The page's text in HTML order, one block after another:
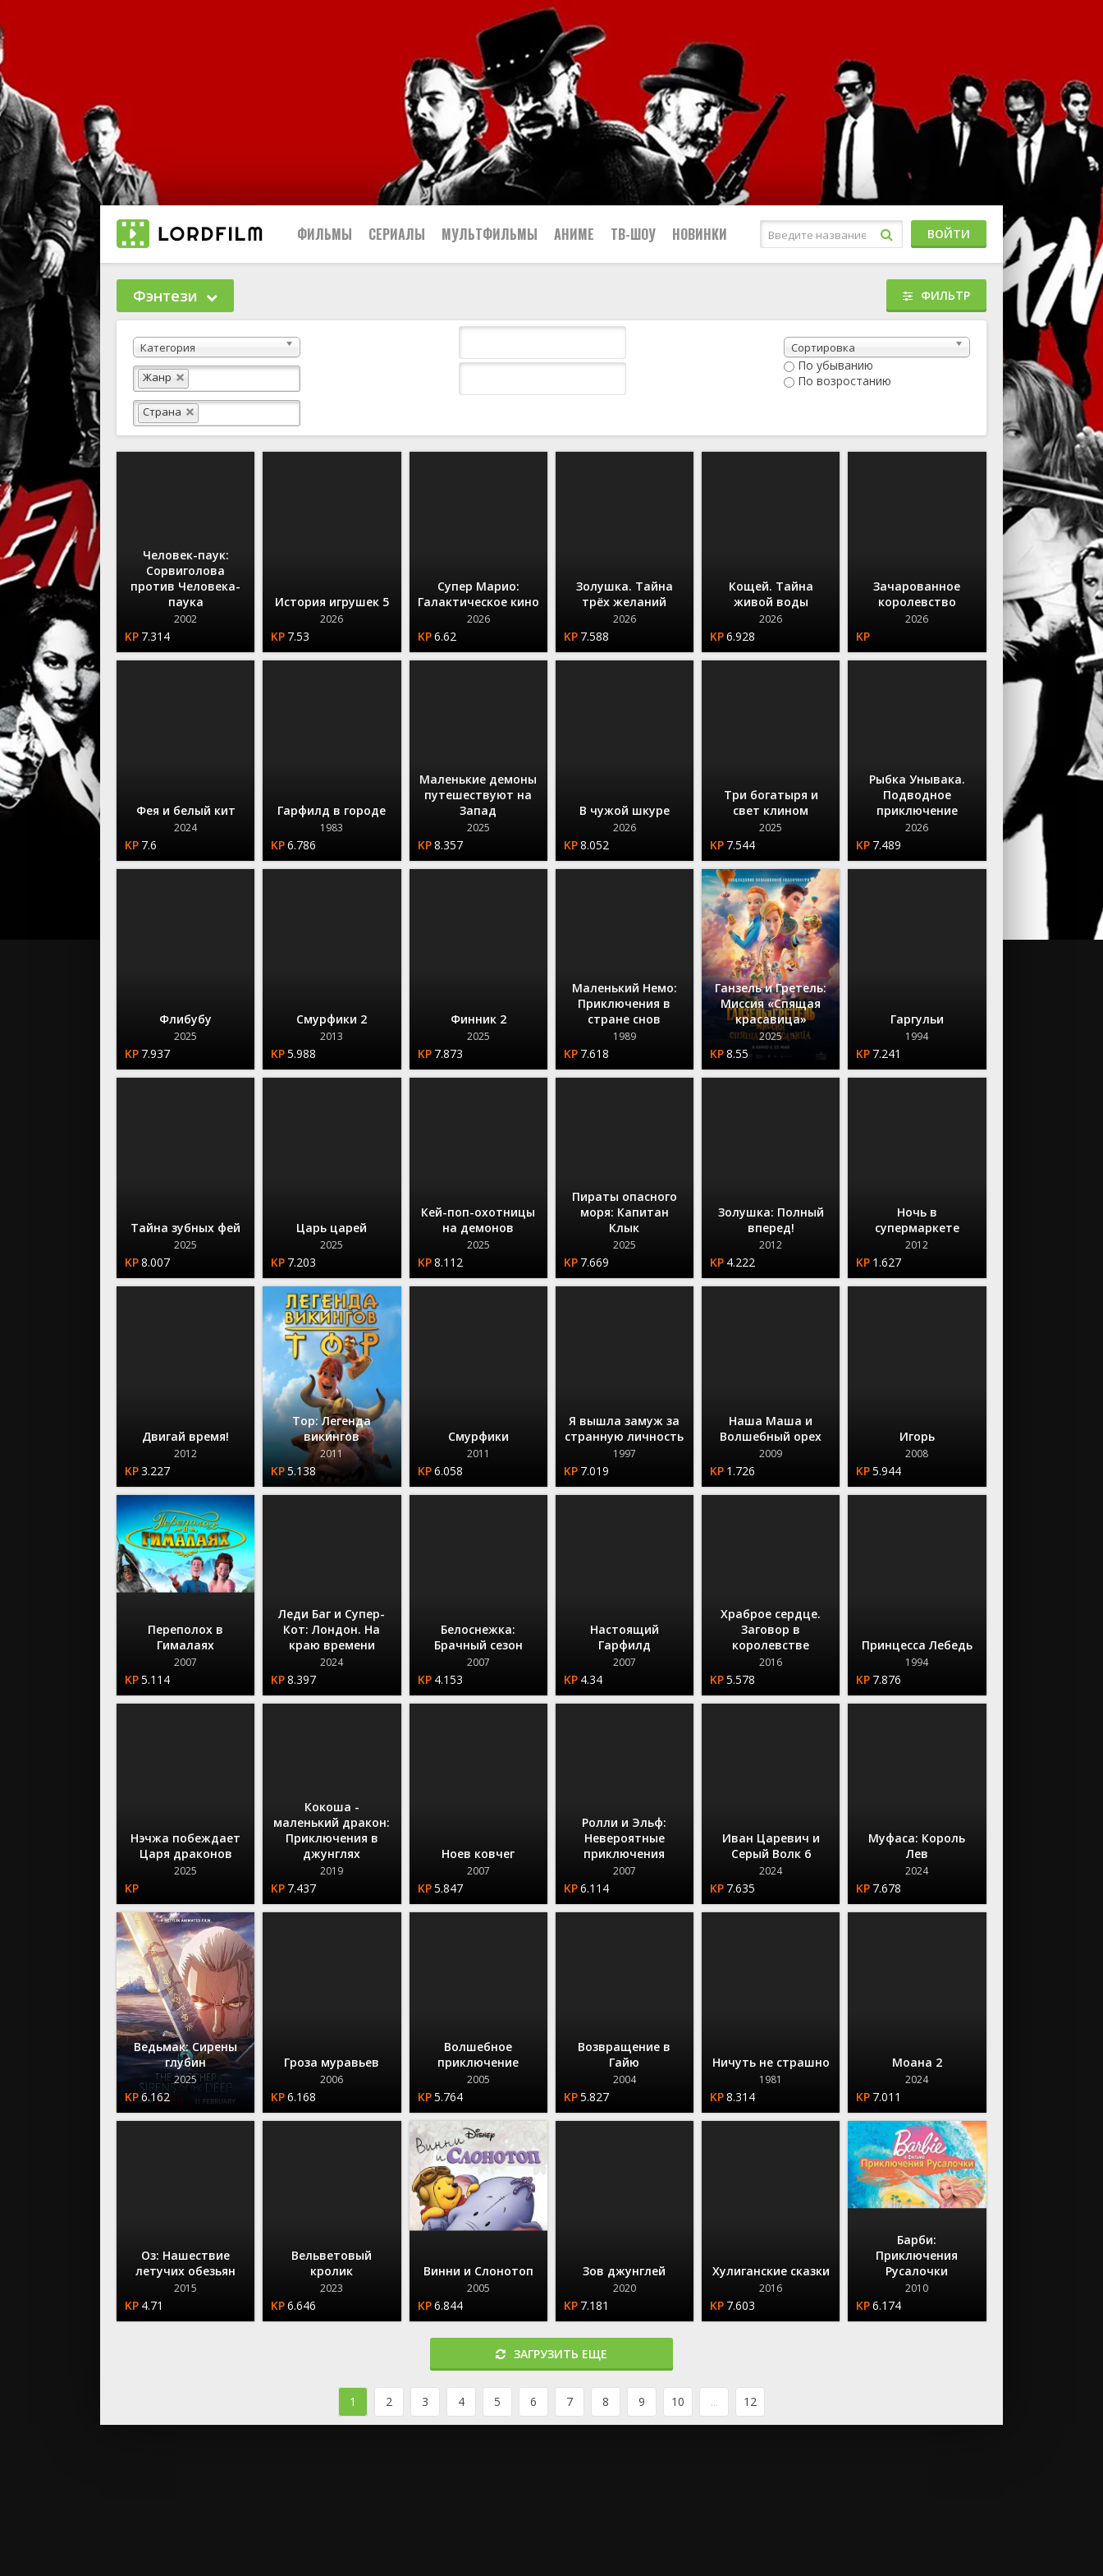
ФИЛЬМЫ
Документальные
Драма
Мелодрамы
Приключения
Спорт
Триллеры
СЕРИАЛЫ
Документальные
Драма
Криминальные
Триллеры
Фантастические
Фэнтези
МУЛЬТФИЛЬМЫ
Детективные
Семейные
Комедийные
Мюзиклы
Русские
Фантастические
Развивающие
АНИМЕ
Боевик
Драма
Криминал
Мелодрама
Фантастика
Сериалы
ТВ-ШОУ НОВИНКИ ВОЙТИ
Фэнтези ФИЛЬТР
Категория
Жанр
Страна
Сортировка
По убыванию
По возростанию
Человек-паук:
Сорвиголова
против Человека-
паука
2002
7.314
История игрушек 5
2026
7.53
Супер Марио:
Галактическое кино
2026
6.62
Золушка. Тайна
трёх желаний
2026
7.588
Кощей. Тайна
живой воды
2026
6.928
Зачарованное
королевство
2026
Фея и белый кит
2024
7.6
Гарфилд в городе
1983
6.786
Маленькие демоны
путешествуют на
Запад
2025
8.357
В чужой шкуре
2026
8.052
Три богатыря и
свет клином
2025
7.544
Рыбка Унывака.
Подводное
приключение
2026
7.489
Флибубу
2025
7.937
Смурфики 2
2013
5.988
Финник 2
2025
7.873
Маленький Немо:
Приключения в
стране снов
1989
7.618
Ганзель и Гретель:
Миссия «Спящая
красавица»
2025
8.55
Гаргульи
1994
7.241
Тайна зубных фей
2025
8.007
Царь царей
2025
7.203
Кей-поп-охотницы
на демонов
2025
8.112
Пираты опасного
моря: Капитан
Клык
2025
7.669
Золушка: Полный
вперед!
2012
4.222
Ночь в
супермаркете
2012
1.627
Двигай время!
2012
3.227
Тор: Легенда
викингов
2011
5.138
Смурфики
2011
6.058
Я вышла замуж за
странную личность
1997
7.019
Наша Маша и
Волшебный орех
2009
1.726
Игорь
2008
5.944
Переполох в
Гималаях
2007
5.114
Леди Баг и Супер-
Кот: Лондон. На
краю времени
2024
8.397
Белоснежка:
Брачный сезон
2007
4.153
Настоящий
Гарфилд
2007
4.34
Храброе сердце.
Заговор в
королевстве
2016
5.578
Принцесса Лебедь
1994
7.876
Нэчжа побеждает
Царя драконов
2025
Кокоша -
маленький дракон:
Приключения в
джунглях
2019
7.437
Ноев ковчег
2007
5.847
Ролли и Эльф:
Невероятные
приключения
2007
6.114
Иван Царевич и
Серый Волк 6
2024
7.635
Муфаса: Король
Лев
2024
7.678
Ведьмак: Сирены
глубин
2025
6.162
Гроза муравьев
2006
6.168
Волшебное
приключение
2005
5.764
Возвращение в
Гайю
2004
5.827
Ничуть не страшно
1981
8.314
Моана 2
2024
7.011
Оз: Нашествие
летучих обезьян
2015
4.71
Вельветовый
кролик
2023
6.646
Винни и Слонотоп
2005
6.844
Зов джунглей
2020
7.181
Хулиганские сказки
2016
7.603
Барби:
Приключения
Русалочки
2010
6.174
ЗАГРУЗИТЬ ЕЩЕ
1 2 3 4 5 6 7 8 9 10 ... 12